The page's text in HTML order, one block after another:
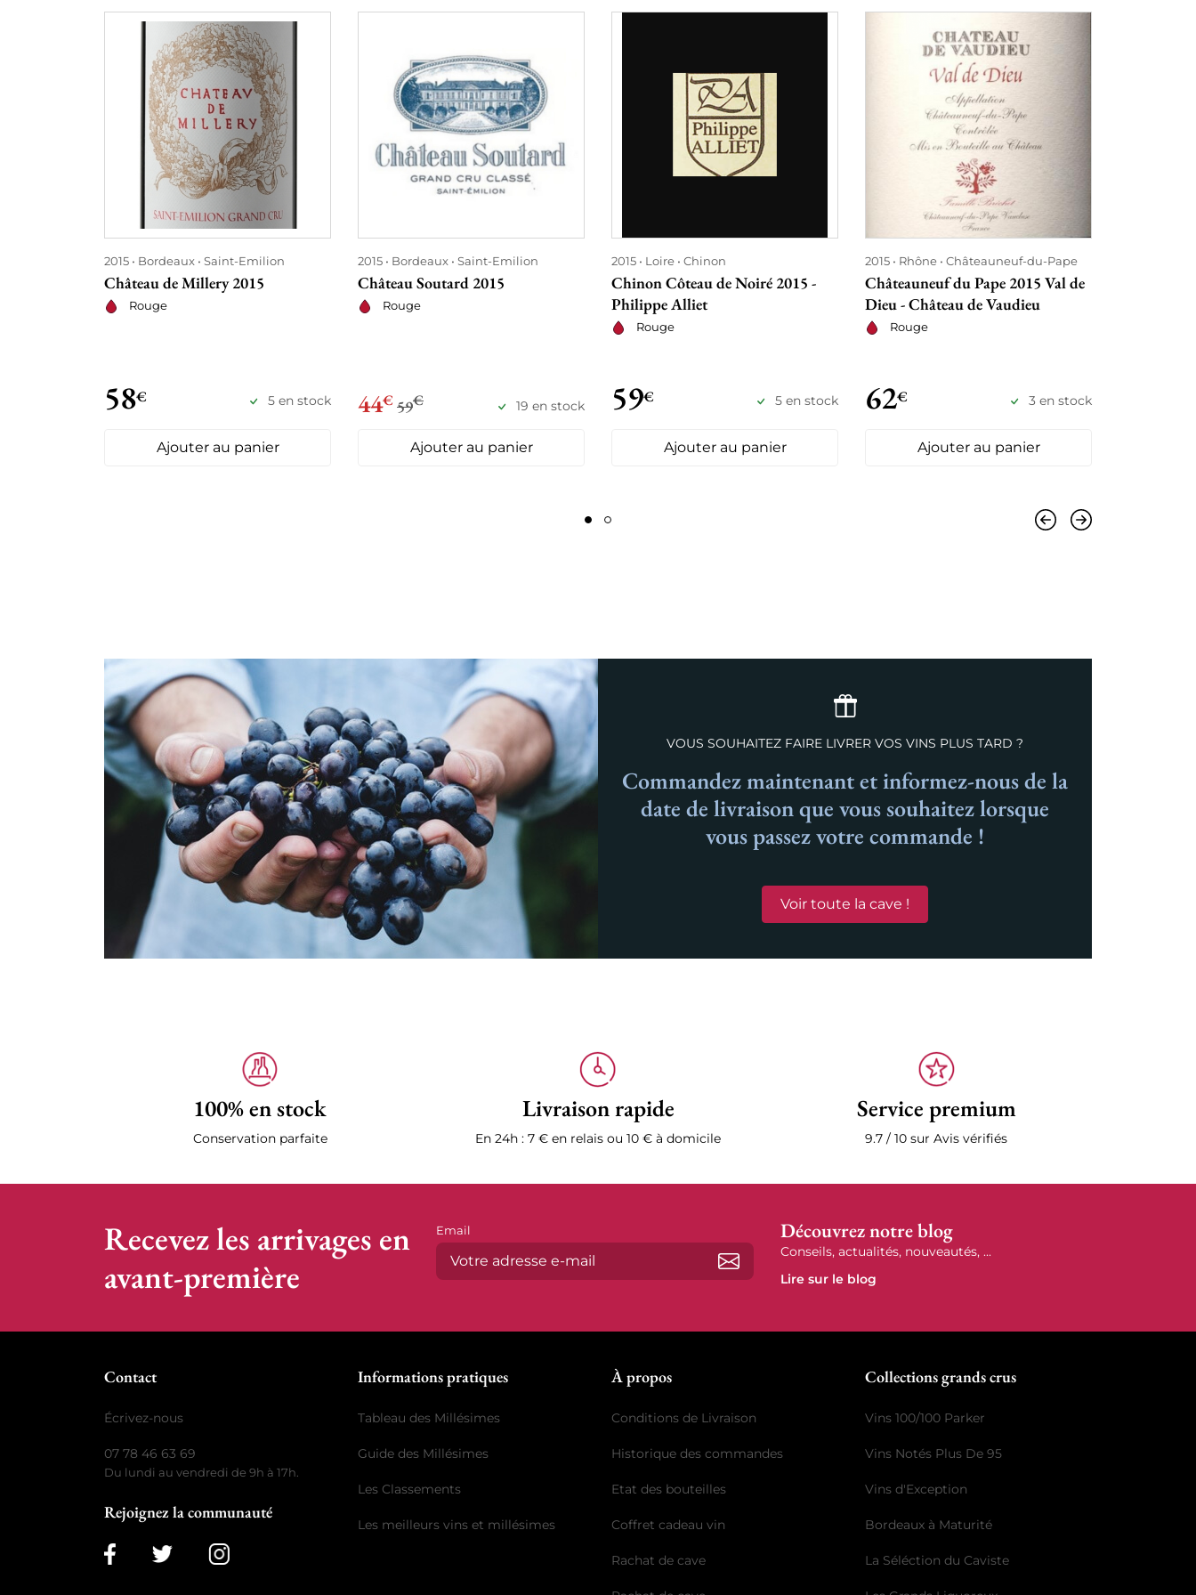
2015 Bordeaux Saint-Emilion
Château de Millery 2015
Rouge
58€ 5 en stock
Ajouter au panier
2015 Bordeaux Saint-Emilion
Château Soutard 2015
Rouge
44€ 59€ 19 en stock
Ajouter au panier
2015 Loire Chinon
Chinon Côteau de Noiré 2015 -
Philippe Alliet
Rouge
59€ 5 en stock
Ajouter au panier
2015 Rhône Châteauneuf-du-Pape
Châteauneuf du Pape 2015 Val de
Dieu - Château de Vaudieu
Rouge
62€ 3 en stock
Ajouter au panier
VOUS SOUHAITEZ FAIRE LIVRER VOS VINS PLUS TARD ?
Commandez maintenant et informez-nous de la
date de livraison que vous souhaitez lorsque
vous passez votre commande !
Voir toute la cave !
100% en stock
Conservation parfaite
Livraison rapide
En 24h : 7 € en relais ou 10 € à domicile
Service premium
9.7 / 10 sur Avis vérifiés
Recevez les arrivages en
avant-première
Email
S’abonner
Découvrez notre blog
Conseils, actualités, nouveautés, ...
Lire sur le blog
Contact
Écrivez-nous
07 78 46 63 69
Du lundi au vendredi de 9h à 17h.
Rejoignez la communauté
Informations pratiques
Tableau des Millésimes
Guide des Millésimes
Les Classements
Les meilleurs vins et millésimes
À propos
Conditions de Livraison
Historique des commandes
Etat des bouteilles
Coffret cadeau vin
Rachat de cave
Collections grands crus
Vins 100/100 Parker
Vins Notés Plus De 95
Vins d'Exception
Bordeaux à Maturité
La Séléction du Caviste